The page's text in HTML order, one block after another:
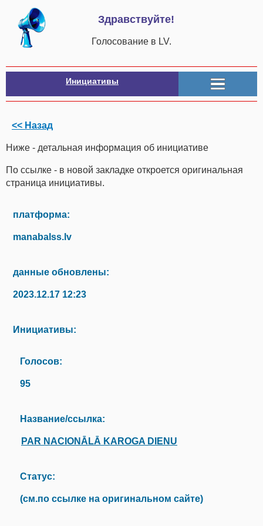
Здравствуйте!
Голосование в LV.
Инициативы
<< Назад
Ниже - детальная информация об инициативе
По ссылке - в новой закладке откроется оригинальная
страница инициативы.
платформа:
manabalss.lv
данные обновлены:
2023.12.17 12:23
Инициативы:
Голосов:
95
Название/ссылка:
PAR NACIONĀLĀ KAROGA DIENU
Статус:
(см.по ссылке на оригинальном сайте)